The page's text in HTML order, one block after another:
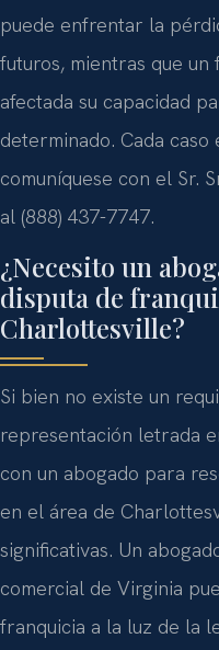
puede enfrentar la
futuros, mientras que
afectada su capacidad
determinado. Cada caso
comuníquese con el Sr.
al (888) 437-7747.
¿Necesito un
disputa de
Charlottesville?
Si bien no existe un
representación letrada
con un abogado para
en el área de
significativas. Un
comercial de Virginia
franquicia a la luz de la